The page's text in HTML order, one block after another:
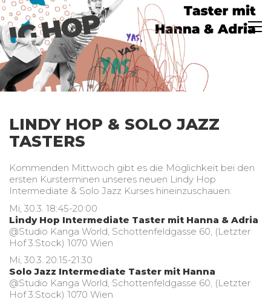
LINDY HOP & SOLO JAZZ
TASTERS
Kommenden Mittwoch gibt es die Möglichkeit bei den
ersten Kursterminen unseres neuen Lindy Hop
Intermediate & Solo Jazz Kurses hineinzuschauen:
Mi, 30.3. 18:45-20:00
Lindy Hop Intermediate Taster mit Hanna & Adria
@Studio Kanga World, Schottenfeldgasse 60, (Letzter
Hof 3.Stock) 1070 Wien
Mi, 30.3. 20:15-21:30
Solo Jazz Intermediate Taster mit Hanna
@Studio Kanga World, Schottenfeldgasse 60, (Letzter
Hof 3.Stock) 1070 Wien